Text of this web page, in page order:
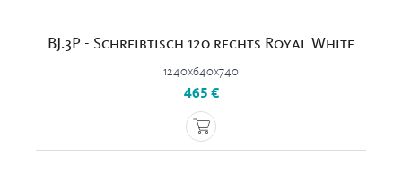
BJ.3P - Schreibtisch 120 rechts Royal White
1240x640x740
465 €